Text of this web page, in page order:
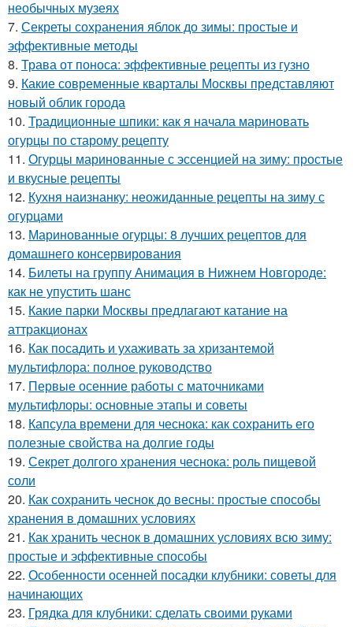
необычных музеях
7. Секреты сохранения яблок до зимы: простые и
эффективные методы
8. Трава от поноса: эффективные рецепты из гузно
9. Какие современные кварталы Москвы представляют
новый облик города
10. Традиционные шпики: как я начала мариновать
огурцы по старому рецепту
11. Огурцы маринованные с эссенцией на зиму: простые
и вкусные рецепты
12. Кухня наизнанку: неожиданные рецепты на зиму с
огурцами
13. Маринованные огурцы: 8 лучших рецептов для
домашнего консервирования
14. Билеты на группу Анимация в Нижнем Новгороде:
как не упустить шанс
15. Какие парки Москвы предлагают катание на
аттракционах
16. Как посадить и ухаживать за хризантемой
мультифлора: полное руководство
17. Первые осенние работы с маточниками
мультифлоры: основные этапы и советы
18. Капсула времени для чеснока: как сохранить его
полезные свойства на долгие годы
19. Секрет долгого хранения чеснока: роль пищевой
соли
20. Как сохранить чеснок до весны: простые способы
хранения в домашних условиях
21. Как хранить чеснок в домашних условиях всю зиму:
простые и эффективные способы
22. Особенности осенней посадки клубники: советы для
начинающих
23. Грядка для клубники: сделать своими руками